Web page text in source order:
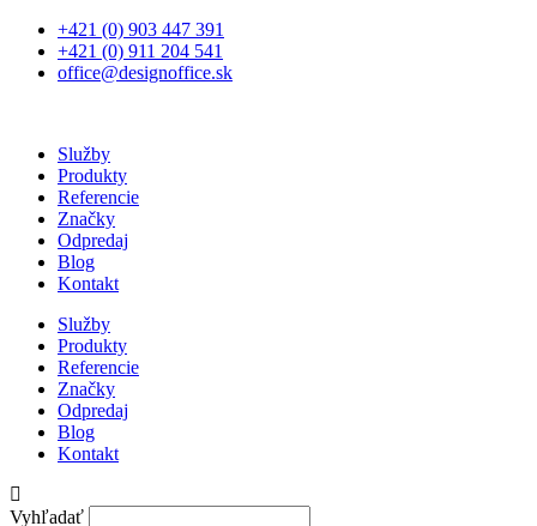
Preskočiť
obsah
+421 (0) 903 447 391
+421 (0) 911 204 541
office@designoffice.sk
Služby
Produkty
Referencie
Značky
Odpredaj
Blog
Kontakt
Služby
Produkty
Referencie
Značky
Odpredaj
Blog
Kontakt
Vyhľadať